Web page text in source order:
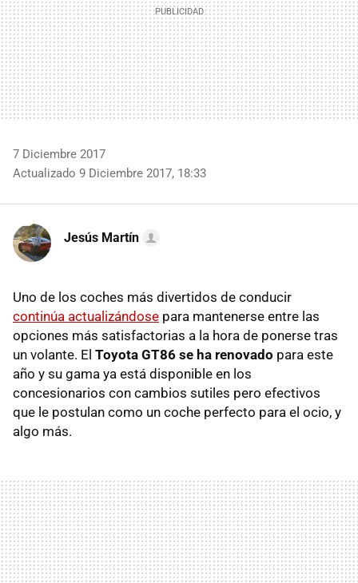
7 Diciembre 2017
Actualizado 9 Diciembre 2017, 18:33
Jesús Martín
Uno de los coches más divertidos de conducir
continúa actualizándose para mantenerse entre las
opciones más satisfactorias a la hora de ponerse tras
un volante. El Toyota GT86 se ha renovado para este
año y su gama ya está disponible en los
concesionarios con cambios sutiles pero efectivos
que le postulan como un coche perfecto para el ocio, y
algo más.